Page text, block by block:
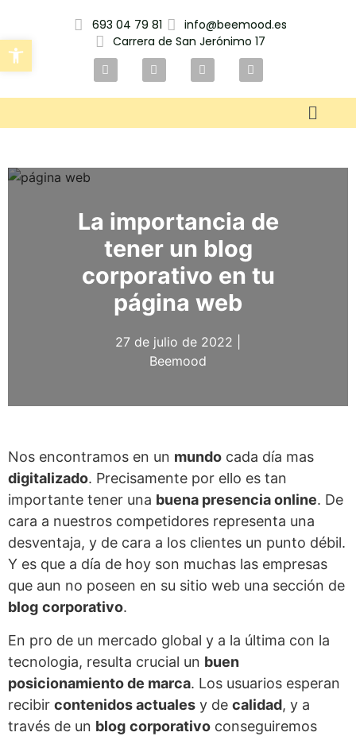
693 04 79 81
info@beemood.es
Carrera de San Jerónimo 17
La importancia de
tener un blog
corporativo en tu
página web
27 de julio de 2022 |
Beemood
Nos encontramos en un mundo cada día mas
digitalizado. Precisamente por ello es tan
importante tener una buena presencia online. De
cara a nuestros competidores representa una
desventaja, y de cara a los clientes un punto débil.
Y es que a día de hoy son muchas las empresas
que aun no poseen en su sitio web una sección de
blog corporativo.
En pro de un mercado global y a la última con la
tecnologia, resulta crucial un buen
posicionamiento de marca. Los usuarios esperan
recibir contenidos actuales y de calidad, y a
través de un blog corporativo conseguiremos
Abrir barra de herramientas